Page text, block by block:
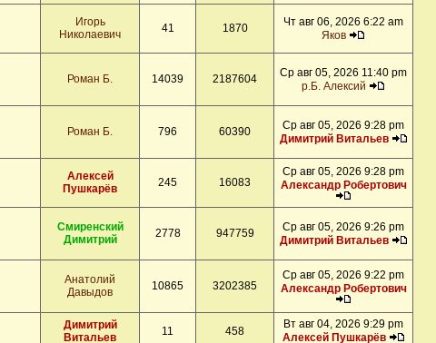
Игорь
Николаевич
41 1870
Чт авг 06, 2026 6:22 am
Яков
Роман Б. 14039 2187604
Ср авг 05, 2026 11:40 pm
р.Б. Алексий
Роман Б. 796 60390
Ср авг 05, 2026 9:28 pm
Димитрий Витальев
Алексей
Пушкарёв
245 16083
Ср авг 05, 2026 9:28 pm
Александр Робертович
Смиренский
Димитрий
2778 947759
Ср авг 05, 2026 9:26 pm
Димитрий Витальев
Анатолий
Давыдов
10865 3202385
Ср авг 05, 2026 9:22 pm
Александр Робертович
Димитрий
Витальев
11 458
Вт авг 04, 2026 9:29 pm
Алексей Пушкарёв